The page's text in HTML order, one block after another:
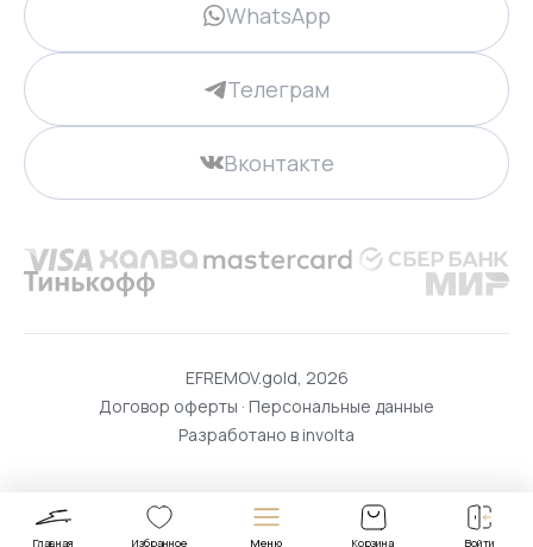
Главная Избранное Меню Корзина Войти
WhatsApp
Телеграм
Вконтакте
EFREMOV.gold, 2026
Договор оферты · Персональные данные
Разработано в involta